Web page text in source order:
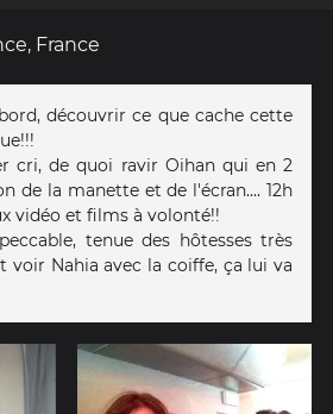
France
découvrir ce que cache cette
cri, de quoi ravir Oihan qui en 2
de la manette et de l'écran.... 12h
vidéo et films à volonté!!
tenue des hôtesses très
voir Nahia avec la coiffe, ça lui va